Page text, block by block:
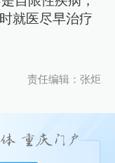
就医尽早治疗
责任编辑：张炬